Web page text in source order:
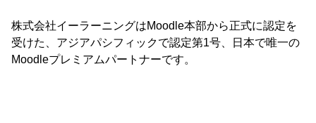
株式会社イーラーニングはMoodle本部から正式に認定を
受けた、アジアパシフィックで認定第1号、日本で唯一の
Moodleプレミアムパートナーです。